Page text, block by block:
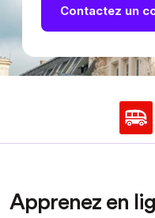
Contactez un
Apprenez en